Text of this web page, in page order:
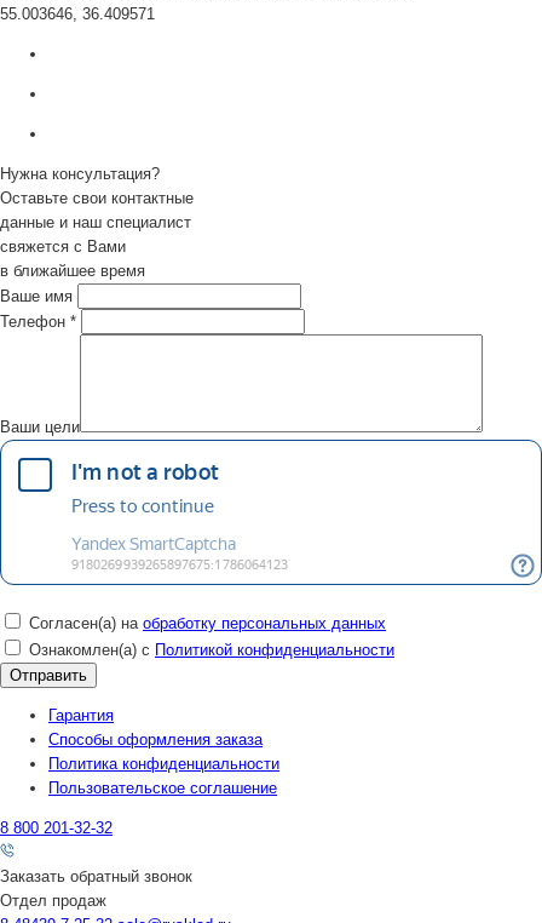
55.003646, 36.409571
Нужна консультация?
Оставьте свои контактные
данные и наш специалист
свяжется с Вами
в ближайшее время
Ваше имя
Телефон *
Ваши цели
Согласен(а) на обработку персональных данных
Ознакомлен(а) с Политикой конфиденциальности
Гарантия
Способы оформления заказа
Политика конфиденциальности
Пользовательское соглашение
8 800 201-32-32
Заказать обратный звонок
Отдел продаж